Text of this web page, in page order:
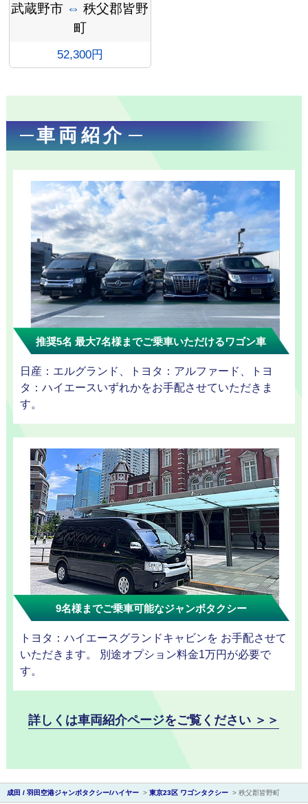
ション
お勧め
送迎プ
ラン
観光タクシー
ディズニー
送迎
東
京
成
田
武蔵野市 ⇔ 秩父郡皆野
町
52,300円
車両紹介
推奨5名 最大7名様までご乗車いただけるワゴン車
日産：エルグランド、トヨタ：アルファード、トヨ
タ：ハイエースいずれかをお手配させていただきま
す。
9名様までご乗車可能なジャンボタクシー
トヨタ：ハイエースグランドキャビンを お手配させて
いただきます。 別途オプション料金1万円が必要で
す。
詳しくは車両紹介ページをご覧ください ＞＞
成田 / 羽田空港ジャンボタクシー/ハイヤー > 東京23区 ワゴンタクシー > 秩父郡皆野町